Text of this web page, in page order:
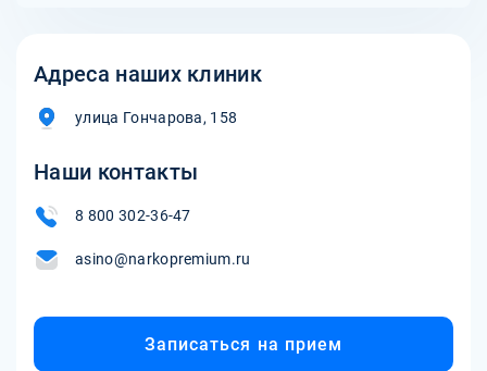
Адреса наших клиник
улица Гончарова, 158
Наши контакты
8 800 302-36-47
asino@narkopremium.ru
Записаться на прием